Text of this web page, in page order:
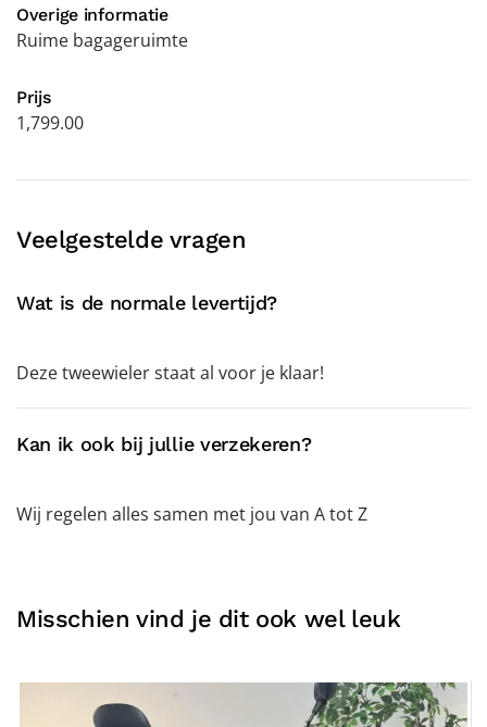
Overige informatie
Ruime bagageruimte
Prijs
1,799.00
Veelgestelde vragen
Wat is de normale levertijd?
Deze tweewieler staat al voor je klaar!
Kan ik ook bij jullie verzekeren?
Wij regelen alles samen met jou van A tot Z
Misschien vind je dit ook wel leuk